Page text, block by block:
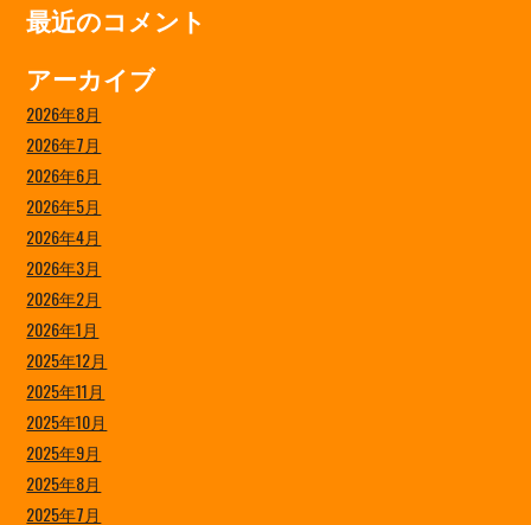
最近のコメント
アーカイブ
2026年8月
2026年7月
2026年6月
2026年5月
2026年4月
2026年3月
2026年2月
2026年1月
2025年12月
2025年11月
2025年10月
2025年9月
2025年8月
2025年7月